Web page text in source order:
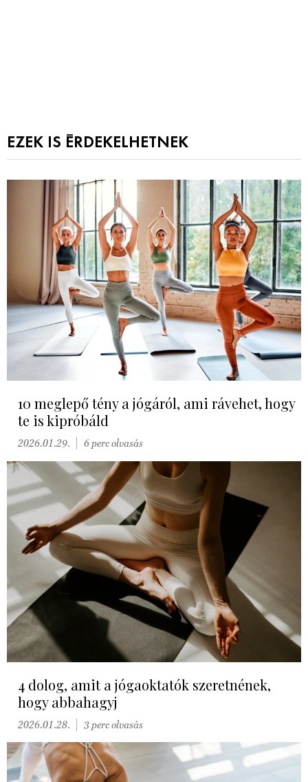
EZEK IS ÉRDEKELHETNEK
10 meglepő tény a jógáról, ami rávehet, hogy
te is kipróbáld
2026.01.29. 6 perc olvasás
4 dolog, amit a jógaoktatók szeretnének,
hogy abbahagyj
2026.01.28. 3 perc olvasás